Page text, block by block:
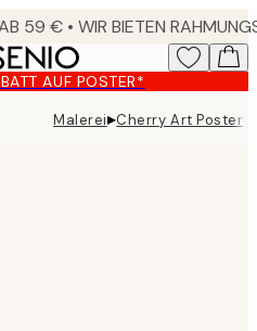
AUF POSTER*
Malerei▸Cherry Art Poster